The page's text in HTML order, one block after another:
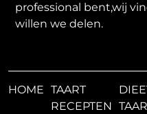
professional bent,wij
willen we delen.
HOME TAART
RECEPTEN